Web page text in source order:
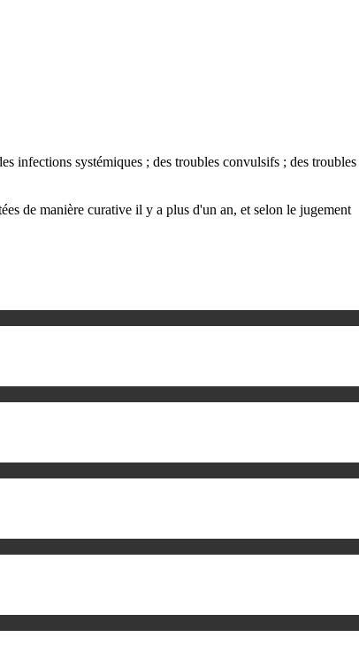
infections systémiques ; des troubles convulsifs ; des troubles
de manière curative il y a plus d'un an, et selon le jugement